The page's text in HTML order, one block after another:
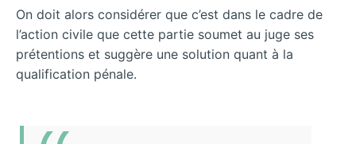
On doit alors considérer que c’est dans le cadre de
l’action civile que cette partie soumet au juge ses
prétentions et suggère une solution quant à la
qualification pénale.